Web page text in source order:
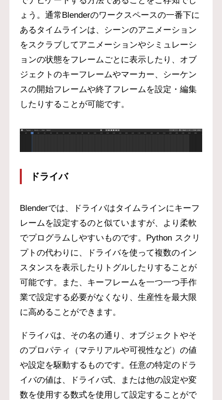
ょう。通常Blenderのワークスペースの一番下に
あるタイムラインは、シーンのアニメーション
をスクラブしてアニメーションやシミュレーシ
ョンの状態をフレームごとに表示したり、オブ
ジェクトのキーフレームやマーカー、シーケン
スの開始フレームや終了フレームを設定・編集
したりすることが可能です。
ドライバ
Blenderでは、ドライバはタイムラインにキーフ
レームを設定するのと似ていますが、より柔軟
でプログラムしやすいものです。Python スクリ
プトの代わりに、ドライバを使って複数のイン
スタンスを表示したりトグルしたりすることが
可能です。また、キーフレームを一つ一つ手作
業で設定する必要がなくなり、生産性を最大限
に高めることができます。
ドライバは、その名の通り、オブジェクトやそ
のプロパティ（マテリアルや可視性など）の値
や設定を駆動するものです。任意の特定のドラ
イバの値は、ドライバ式、または他の設定や変
数を使用する数式を使用して設定することがで